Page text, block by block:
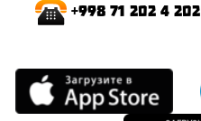
+998 71 202 4 202